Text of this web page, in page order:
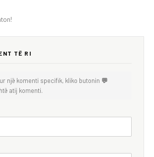
TË RI
një komenti specifik, kliko butonin 💬
atij komenti.